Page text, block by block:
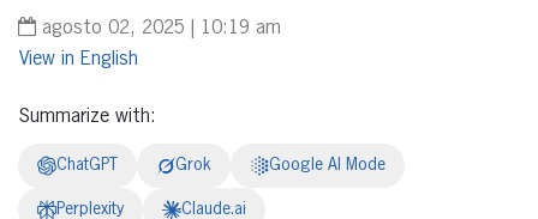
agosto 02, 2025 | 10:19 am
English
Summarize with:
ChatGPT Grok Google AI Mode
Perplexity Claude.ai